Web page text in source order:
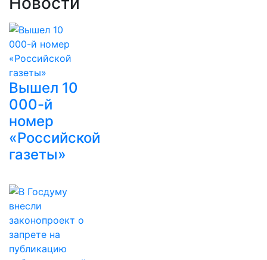
Вышел 10
000-й
номер
«Российской
газеты»